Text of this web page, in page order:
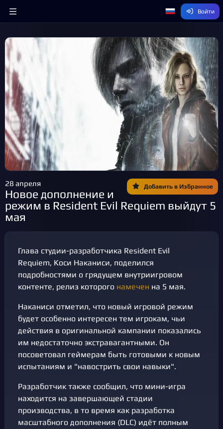
Войти
Добавить в Избранное
28 апреля
Новое дополнение и
режим в Resident Evil Requiem выйдут 5
мая
Глава студии-разработчика Resident Evil
Requiem, Коси Наканиси, поделился
подробностями о грядущем внутриигровом
контенте, релиз которого намечен на 5 мая.
Наканиси отметил, что новый игровой режим
будет особенно интересен тем игрокам, чьи
действия в оригинальной кампании показались
им недостаточно экстравагантными. Он
посоветовал геймерам быть готовыми к новым
испытаниям и "навострить свои навыки".
Разработчик также сообщил, что мини-игра
находится на завершающей стадии
производства, в то время как разработка
масштабного дополнения (DLC) идёт полным